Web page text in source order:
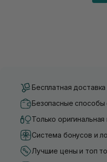
Бесплатная
Безопасные способы
Только оригинальная
Система бонусов и
Лучшие цены и топ